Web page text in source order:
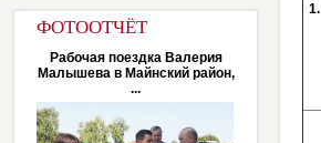
ФОТООТЧЁТ
Рабочая поездка Валерия
Малышева в Майнский район,
...
1.